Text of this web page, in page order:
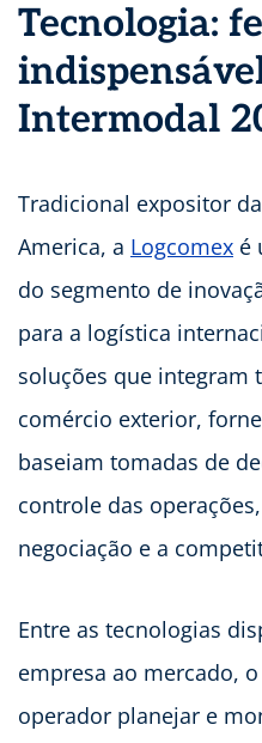
Tecnologia:
Intermodal
Tradicional expositor
America, a Logcomex é
do segmento de
para a logística
soluções que integram
comércio exterior,
baseiam tomadas de
controle das
negociação e a
Entre as tecnologias
empresa ao mercado,
operador planejar e